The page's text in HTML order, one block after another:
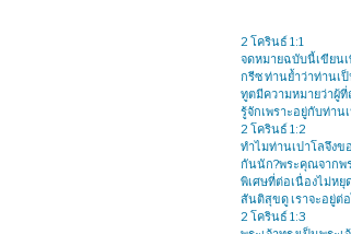
2 โครินธ์ 1:1
จดหมายฉบับนี้เขียน
กรีซ ท่านย้ำว่าท่านเ
ทูตมีความหมายว่าผู้
รู้จักเพราะอยู่กับท่าน
2 โครินธ์ 1:2
ทำไมท่านเปาโลจึง
กันนัก?พระคุณจากพ
พิเศษที่ต่อเนื่องไม่หยุ
สันติสุขดู เราจะอยู่ต่
2 โครินธ์ 1:3